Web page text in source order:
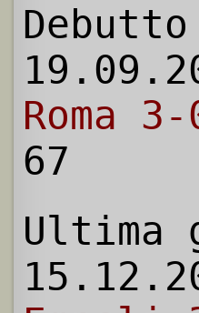
Roma 3-
67
Ultima